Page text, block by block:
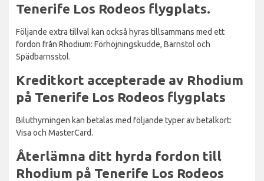
Tenerife Los Rodeos flygplats.
Följande extra tillval kan också hyras tillsammans med ett
fordon från Rhodium: Förhöjningskudde, Barnstol och
Spädbarnsstol.
Kreditkort accepterade av Rhodium
på Tenerife Los Rodeos flygplats
Biluthyrningen kan betalas med följande typer av betalkort:
Visa och MasterCard.
Återlämna ditt hyrda fordon till
Rhodium på Tenerife Los Rodeos